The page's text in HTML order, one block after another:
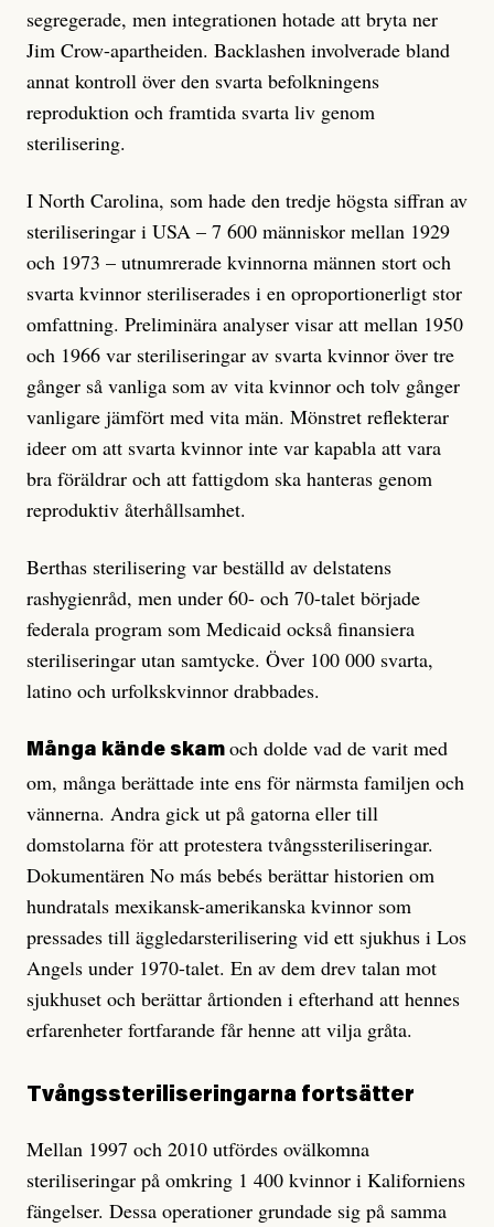
segregerade, men integrationen hotade att bryta ner
Jim Crow-apartheiden. Backlashen involverade bland
annat kontroll över den svarta befolkningens
reproduktion och framtida svarta liv genom
sterilisering.
I North Carolina, som hade den tredje högsta siffran av
steriliseringar i USA – 7 600 människor mellan 1929
och 1973 – utnumrerade kvinnorna männen stort och
svarta kvinnor steriliserades i en oproportionerligt stor
omfattning. Preliminära analyser visar att mellan 1950
och 1966 var steriliseringar av svarta kvinnor över tre
gånger så vanliga som av vita kvinnor och tolv gånger
vanligare jämfört med vita män. Mönstret reflekterar
ideer om att svarta kvinnor inte var kapabla att vara
bra föräldrar och att fattigdom ska hanteras genom
reproduktiv återhållsamhet.
Berthas sterilisering var beställd av delstatens
rashygienråd, men under 60- och 70-talet började
federala program som Medicaid också finansiera
steriliseringar utan samtycke. Över 100 000 svarta,
latino och urfolkskvinnor drabbades.
Många kände skam och dolde vad de varit med
om, många berättade inte ens för närmsta familjen och
vännerna. Andra gick ut på gatorna eller till
domstolarna för att protestera tvångssteriliseringar.
Dokumentären No más bebés berättar historien om
hundratals mexikansk-amerikanska kvinnor som
pressades till äggledarsterilisering vid ett sjukhus i Los
Angels under 1970-talet. En av dem drev talan mot
sjukhuset och berättar årtionden i efterhand att hennes
erfarenheter fortfarande får henne att vilja gråta.
Tvångssteriliseringarna fortsätter
Mellan 1997 och 2010 utfördes ovälkomna
steriliseringar på omkring 1 400 kvinnor i Kaliforniens
fängelser. Dessa operationer grundade sig på samma